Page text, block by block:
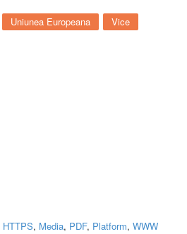
Uniunea Europeana Vice
HTTPS, Media, PDF, Platform, WWW